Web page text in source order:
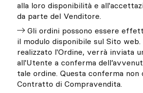
alla loro disponibilità e
da parte del Venditore.
Gli ordini possono essere
il modulo disponibile sul Sito web.
realizzato l'Ordine, verrà inviata
all'Utente a conferma
tale ordine. Questa conferma non
Contratto di Compravendita.